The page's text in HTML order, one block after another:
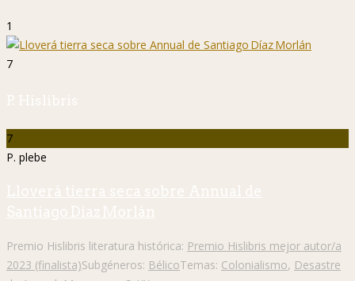
1
7
P. Hislibris
7
P. plebe
Lloverá tierra seca sobre Annual de
Santiago Díaz Morlán
Premio Hislibris literatura histórica: Premio Hislibris mejor autor/a
2023 (finalista)Subgéneros: BélicoTemas: Colonialismo, Desastre